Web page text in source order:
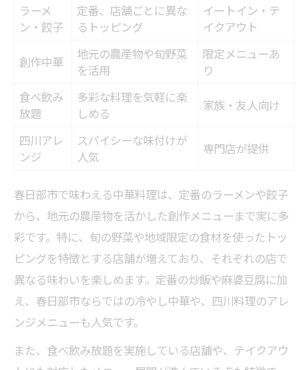
家族団らんにぴったりな春日部中華の魅力
団らんに最適な春日部市の中華料理
春日部中華で叶える家族の笑顔
子どもも喜ぶ中華トッピングの工夫
みんなで楽しむ春日部の中華体験
カスタマイズ自在な中華料理が叶える満足感
カスタマイズ可能な中華メニュー一覧
自分好みの中華を作る楽しさ
満足度が高まるトッピングの選び方
春日部市で話題のカスタマイズ術
アレルギー対応も安心な中華の工夫
旬野菜が彩る春日部市流の中華アレンジ
春日部産旬野菜トッピング早見表
旬野菜で変わる中華の味わい方
ラーメ
ン・餃子
定番、店舗ごとに異な
るトッピング
イートイン・テ
イクアウト
創作中華
地元の農産物や旬野菜
を活用
限定メニューあ
り
食べ飲み
放題
多彩な料理を気軽に楽
しめる
家族・友人向け
四川アレ
ンジ
スパイシーな味付けが
人気
専門店が提供
春日部市で味わえる中華料理は、定番のラーメンや餃子
から、地元の農産物を活かした創作メニューまで実に多
彩です。特に、旬の野菜や地域限定の食材を使ったトッ
ピングを特徴とする店舗が増えており、それぞれの店で
異なる味わいを楽しめます。定番の炒飯や麻婆豆腐に加
え、春日部市ならではの冷やし中華や、四川料理のアレ
ンジメニューも人気です。
また、食べ飲み放題を実施している店舗や、テイクアウ